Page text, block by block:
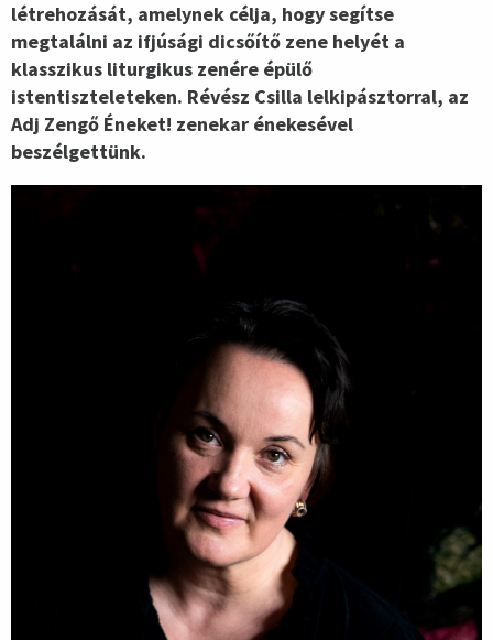
létrehozását, amelynek célja, hogy segítse
megtalálni az ifjúsági dicsőítő zene helyét a
klasszikus liturgikus zenére épülő
istentiszteleteken. Révész Csilla lelkipásztorral, az
Adj Zengő Éneket! zenekar énekesével
beszélgettünk.